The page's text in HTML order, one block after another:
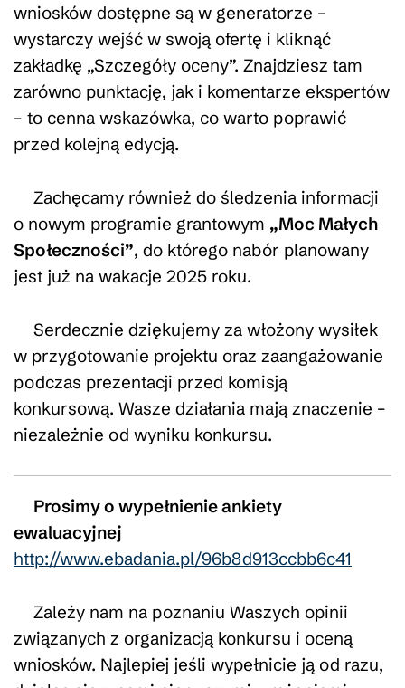
wniosków dostępne są w generatorze –
wystarczy wejść w swoją ofertę i kliknąć
zakładkę „Szczegóły oceny”. Znajdziesz tam
zarówno punktację, jak i komentarze ekspertów
– to cenna wskazówka, co warto poprawić
przed kolejną edycją.
Zachęcamy również do śledzenia informacji
o nowym programie grantowym „Moc Małych
Społeczności”, do którego nabór planowany
jest już na wakacje 2025 roku.
Serdecznie dziękujemy za włożony wysiłek
w przygotowanie projektu oraz zaangażowanie
podczas prezentacji przed komisją
konkursową. Wasze działania mają znaczenie –
niezależnie od wyniku konkursu.
Prosimy o wypełnienie ankiety
ewaluacyjnej
http://www.ebadania.pl/96b8d913ccbb6c41
Zależy nam na poznaniu Waszych opinii
związanych z organizacją konkursu i oceną
wniosków. Najlepiej jeśli wypełnicie ją od razu,